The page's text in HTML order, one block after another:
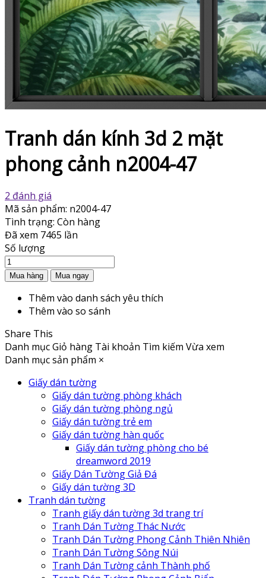
Tranh dán kính 3d 2 mặt
phong cảnh n2004-47
2 đánh giá
Mã sản phẩm: n2004-47
Tình trạng: Còn hàng
Đã xem 7465 lần
Số lượng
Thêm vào danh sách yêu thích
Thêm vào so sánh
Share This
Danh mụcGiỏ hàng Tài khoản Tìm kiếm Vừa xem
Danh mục sản phẩm ×
Giấy dán tường
Giấy dán tường phòng khách
Giấy dán tường phòng ngủ
Giấy dán tường trẻ em
Giấy dán tường hàn quốc
Giấy dán tường phòng cho bé
dreamword 2019
Giấy Dán Tường Giả Đá
Giấy dán tường 3D
Tranh dán tường
Tranh giấy dán tường 3d trang trí
Tranh Dán Tường Thác Nước
Tranh Dán Tường Phong Cảnh Thiên Nhiên
Tranh Dán Tường Sông Núi
Tranh Dán Tường cảnh Thành phố